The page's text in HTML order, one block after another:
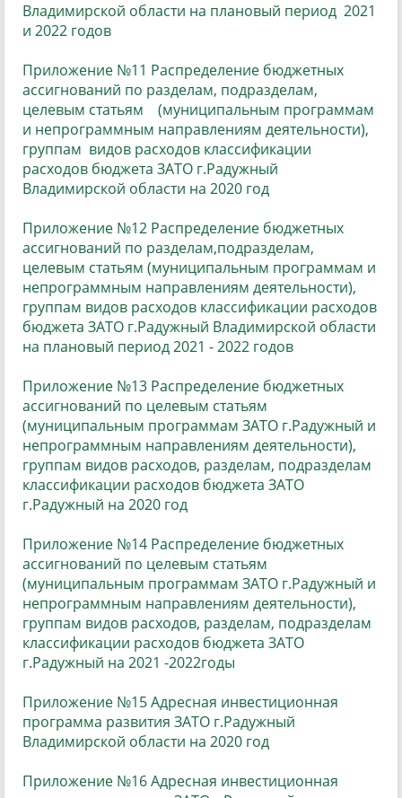
Владимирской области на плановый период 2021
и 2022 годов
Приложение №11 Распределение бюджетных
ассигнований по разделам, подразделам,
целевым статьям (муниципальным программам
и непрограммным направлениям деятельности),
группам видов расходов классификации
расходов бюджета ЗАТО г.Радужный
Владимирской области на 2020 год
Приложение №12 Распределение бюджетных
ассигнований по разделам,подразделам,
целевым статьям (муниципальным программам и
непрограммным направлениям деятельности),
группам видов расходов классификации расходов
бюджета ЗАТО г.Радужный Владимирской области
на плановый период 2021 - 2022 годов
Приложение №13 Распределение бюджетных
ассигнований по целевым статьям
(муниципальным программам ЗАТО г.Радужный и
непрограммным направлениям деятельности),
группам видов расходов, разделам, подразделам
классификации расходов бюджета ЗАТО
г.Радужный на 2020 год
Приложение №14 Распределение бюджетных
ассигнований по целевым статьям
(муниципальным программам ЗАТО г.Радужный и
непрограммным направлениям деятельности),
группам видов расходов, разделам, подразделам
классификации расходов бюджета ЗАТО
г.Радужный на 2021 -2022годы
Приложение №15 Адресная инвестиционная
программа развития ЗАТО г.Радужный
Владимирской области на 2020 год
Приложение №16 Адресная инвестиционная